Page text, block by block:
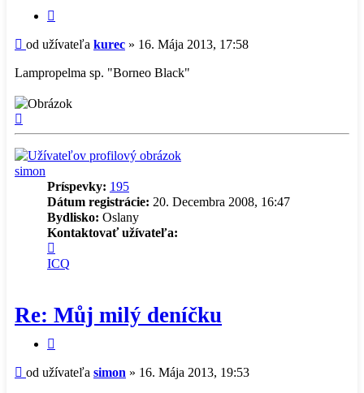
Príspevok
od užívateľa kurec » 16. Mája 2013, 17:58
Lampropelma sp. "Borneo Black"
simon
Príspevky: 195
Dátum registrácie: 20. Decembra 2008, 16:47
Bydlisko: Oslany
Kontaktovať užívateľa:
informácie
simon
ICQ
Re: Můj milý deníčku
Príspevok
od užívateľa simon » 16. Mája 2013, 19:53